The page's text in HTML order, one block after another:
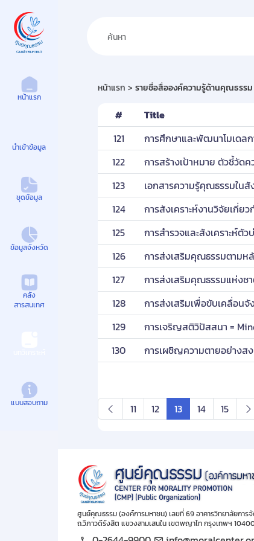
หน้าแรก
นำเข้าข้อมูล
ชุดข้อมูล
ข้อมูลจังหวัด
คลัง
สารสนเทศ
แบบสอบถาม
ศูนย์คุณธรรม
หน้าแรก รายชื่อสื่อองค์ความรู้ด้านคุณธรรม
#
Title
121
การศึกษาและพัฒนาโมเดล
122
การสร้างเป้าหมาย ตัวชี้วั
123
เอกสารความรู้คุณธรรมใน
124
การสังเคราะห์งานวิจัยเกี่ย
125
การสำรวจและสังเคราะห์ตั
126
การส่งเสริมคุณธรรมตามหลั
127
การส่งเสริมคุณธรรมแห่งชา
128
การส่งเสริมเพื่อขับเคลื่อน
129
การเจริญสติวิปัสสนา =
130
การเผชิญความตายอย่างส
11 12 13 14 15
ศูนย์คุณธรรม (องค์การมหาชน) เลขที่ 69 อาคารวิทยาลัยการ
ถ.วิภาวดีรังสิต แขวงสามเสนใน เขตพญาไท กรุงเทพฯ